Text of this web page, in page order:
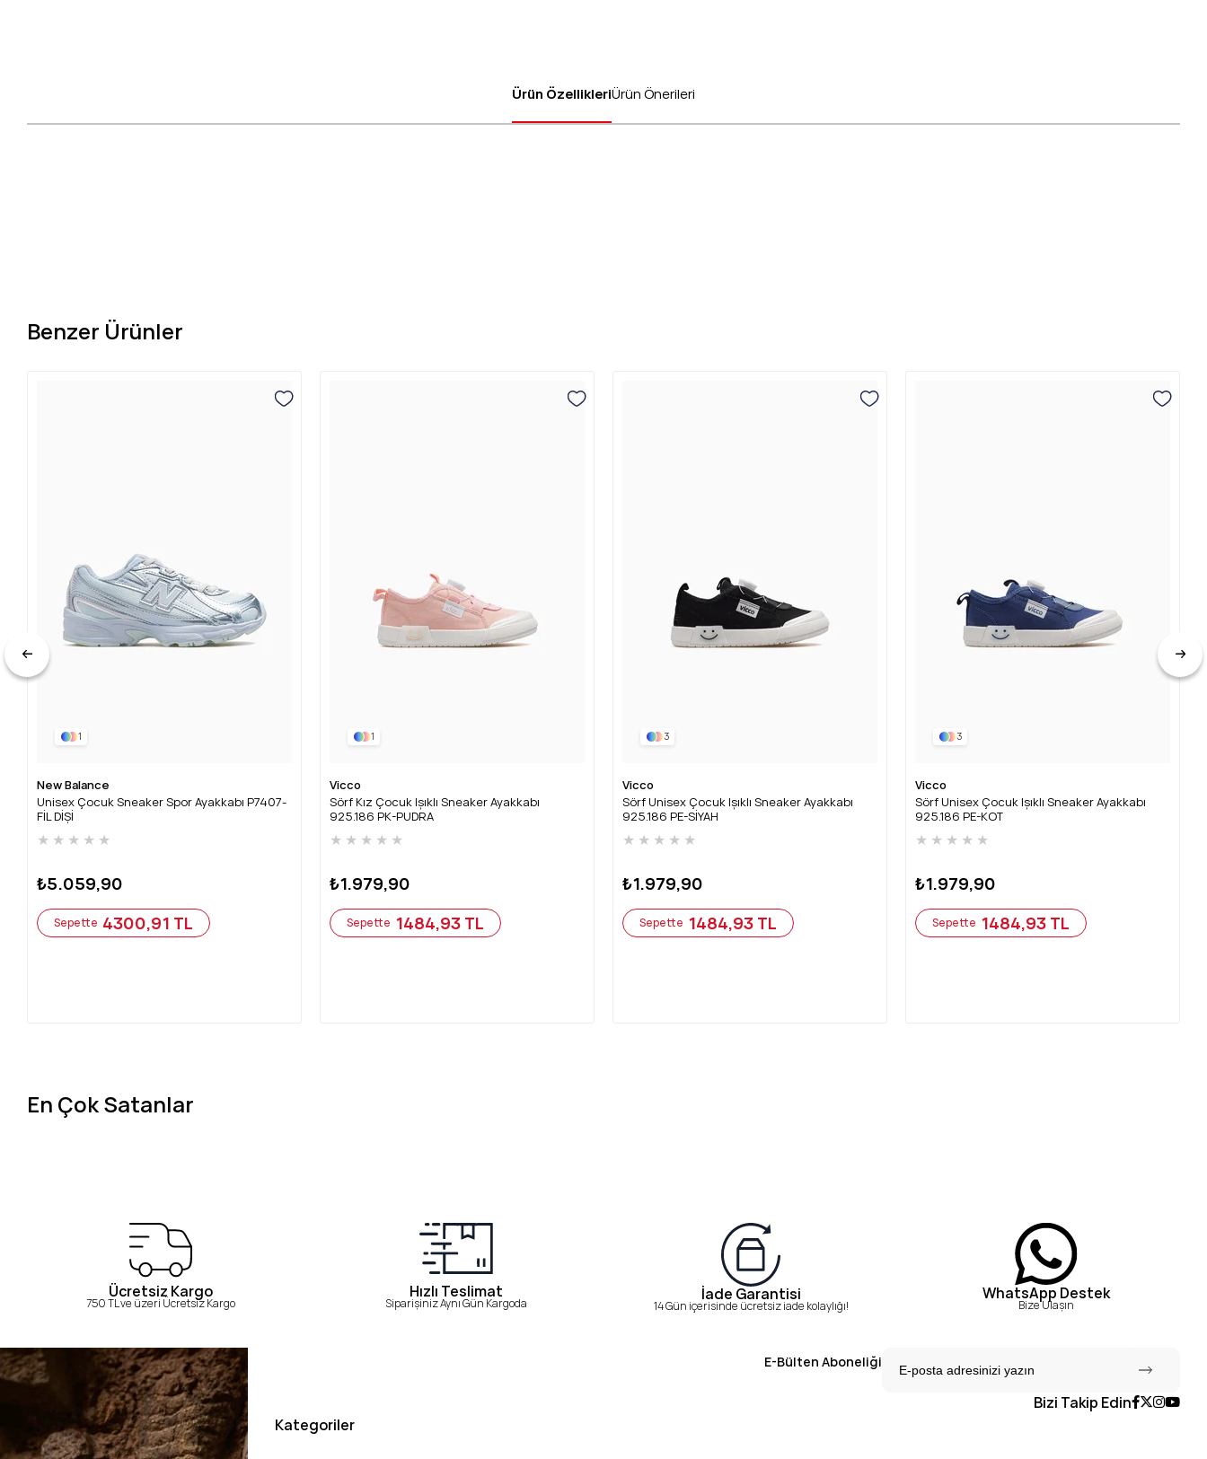
Ürün ÖzellikleriÜrün Önerileri
Benzer Ürünler
1
New Balance
Unisex Çocuk Sneaker Spor Ayakkabı P7407-
FİL DİŞİ
★ ★ ★ ★ ★
₺5.059,90
Sepette 4300,91 TL
1
Vicco
Sörf Kız Çocuk Işıklı Sneaker Ayakkabı
925.186 PK-PUDRA
★ ★ ★ ★ ★
₺1.979,90
Sepette 1484,93 TL
3
Vicco
Sörf Unisex Çocuk Işıklı Sneaker Ayakkabı
925.186 PE-SİYAH
★ ★ ★ ★ ★
₺1.979,90
Sepette 1484,93 TL
3
Vicco
Sörf Unisex Çocuk Işıklı Sneaker Ayakkabı
925.186 PE-KOT
★ ★ ★ ★ ★
₺1.979,90
Sepette 1484,93 TL
En Çok Satanlar
Ücretsiz Kargo
750 TL ve üzeri Ücretsiz Kargo
Hızlı Teslimat
Siparişiniz Aynı Gün Kargoda İade Garantisi
14 Gün içerisinde ücretsiz iade kolaylığı!
WhatsApp Destek
Bize Ulaşın
E-Bülten Aboneliği
Bizi Takip Edin
Kategoriler